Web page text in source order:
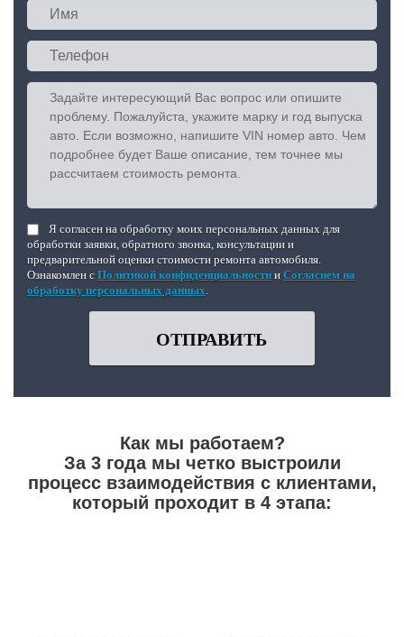
Я согласен на обработку моих персональных данных для
обработки заявки, обратного звонка, консультации и
предварительной оценки стоимости ремонта автомобиля.
Ознакомлен с Политикой конфиденциальности и Согласием на
обработку персональных данных
ОТПРАВИТЬ
Как мы работаем?
За 3 года мы четко выстроили
процесс взаимодействия с клиентами,
который проходит в 4 этапа: